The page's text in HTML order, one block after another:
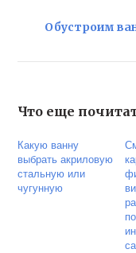
Обустроим
Что еще
Какую ванну
выбрать акриловую
стальную или
чугунную